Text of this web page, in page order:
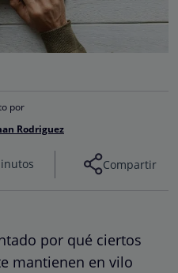
por
Rodriguez
Compartir
por qué ciertos
mantienen en vilo